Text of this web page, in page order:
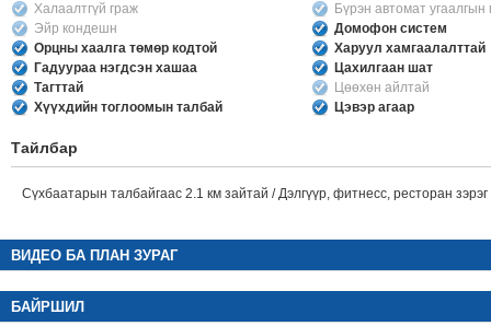
Халаалтгүй граж
Бүрэн автомат
Эйр кондешн
Домофон систем
Орцны хаалга төмөр кодтой
Харуул хамгаалалттай
Гадуураа нэгдсэн хашаа
Цахилгаан шат
Тагттай
Цөөхөн айлтай
Хүүхдийн тоглоомын талбай
Цэвэр агаар
Тайлбар
Сүхбаатарын талбайгаас 2.1 км зайтай / Дэлгүүр, фитнесс, ресторан
ВИДЕО БА ПЛАН ЗУРАГ
БАЙРШИЛ